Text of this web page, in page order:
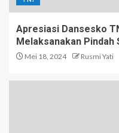
Apresiasi Dansesko
Melaksanakan Pindah
Mei 18, 2024 Rusmi Yati